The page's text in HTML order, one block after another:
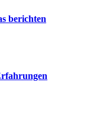
berichten